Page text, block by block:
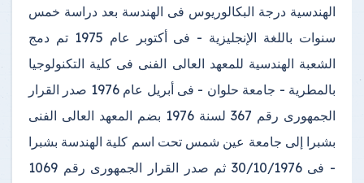
الهندسية درجة البكالوريوس فى الهندسة بعد دراسة خمس
سنوات باللغة الإنجليزية - فى أكتوبر عام 1975 تم دمج
الشعبة الهندسية للمعهد العالى الفنى فى كلية التكنولوجيا
بالمطرية - جامعة حلوان - فى أبريل عام 1976 صدر القرار
الجمهورى رقم 367 لسنة 1976 بضم المعهد العالى الفنى
بشبرا إلى جامعة عين شمس تحت اسم كلية الهندسة بشبرا
- فى 30/10/1976 ثم صدر القرار الجمهورى رقم 1069